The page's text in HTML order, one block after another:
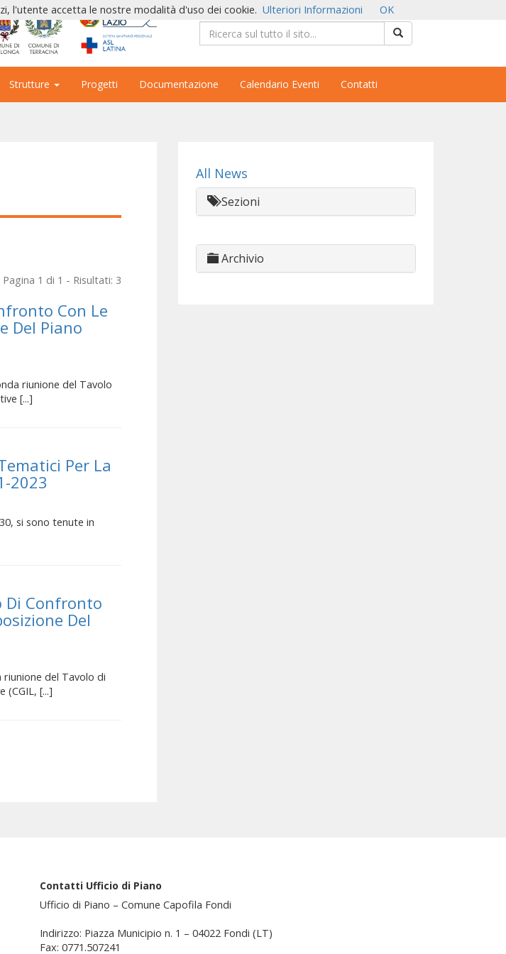
Strutture Progetti Documentazione Calendario Eventi Contatti
Pagina 1 di 1 - Risultati: 3
Con Le
Del Piano
riunione del Tavolo
[...]
Per La
2023
si sono tenute in
Di Confronto
Del
del Tavolo di
[...]
All News
Sezioni
Archivio
Contatti Ufficio di Piano
Ufficio di Piano – Comune Capofila Fondi
Indirizzo: Piazza Municipio n. 1 – 04022 Fondi (LT)
Fax: 0771.507241
l'utente accetta le nostre modalità d'uso dei cookie. Ulteriori Informazioni OK